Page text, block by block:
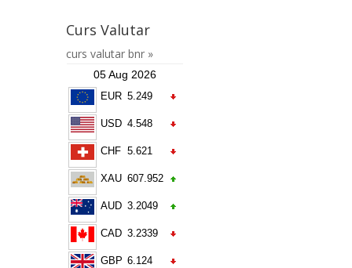
Curs Valutar
curs valutar bnr »
05 Aug 2026
EUR 5.249
USD 4.548
CHF 5.621
XAU 607.952
AUD 3.2049
CAD 3.2339
GBP 6.124